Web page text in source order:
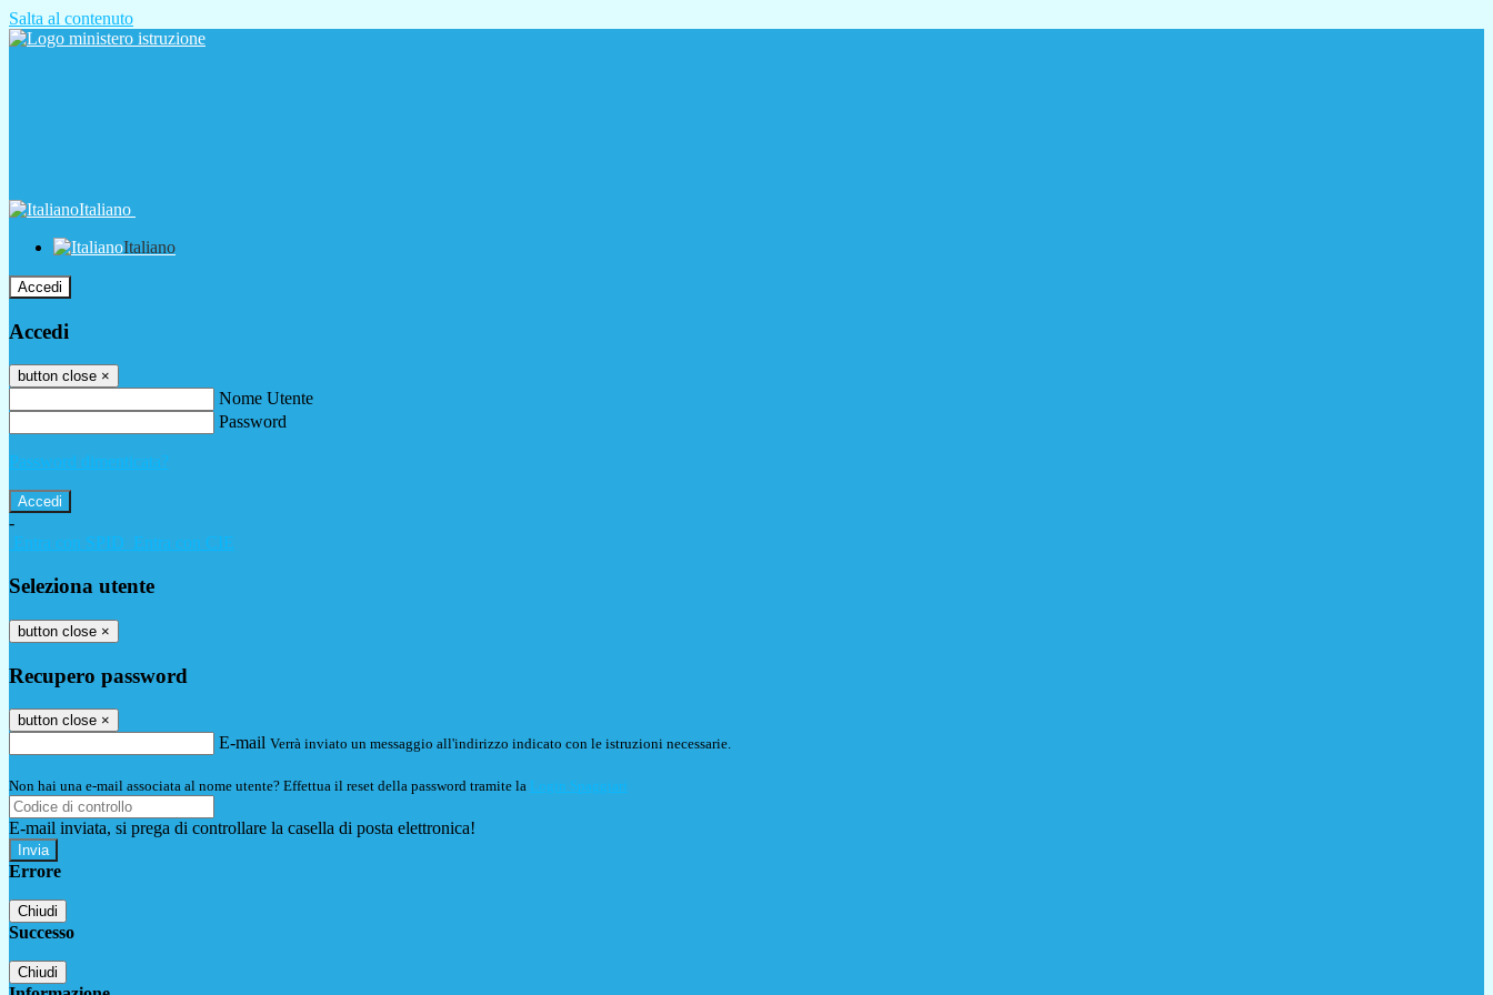
Salta al contenuto
Italiano
Italiano
Accedi
Accedi
button close ×
Nome Utente
Password
Password dimenticata?
-
Entra con SPID
Entra con CIE
Seleziona utente
button close ×
Recupero password
button close ×
E-mail Verrà inviato un messaggio all'indirizzo indicato con le istruzioni necessarie.
Non hai una e-mail associata al nome utente? Effettua il reset della password tramite la Login Spaggiari
E-mail inviata, si prega di controllare la casella di posta elettronica!
Errore
Chiudi
Successo
Chiudi